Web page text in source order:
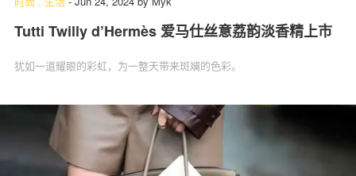
Tutti Twilly d’Hermès 爱马仕丝意荔韵淡香精上市
犹如一道耀眼的彩虹，为一整天带来斑斓的色彩。